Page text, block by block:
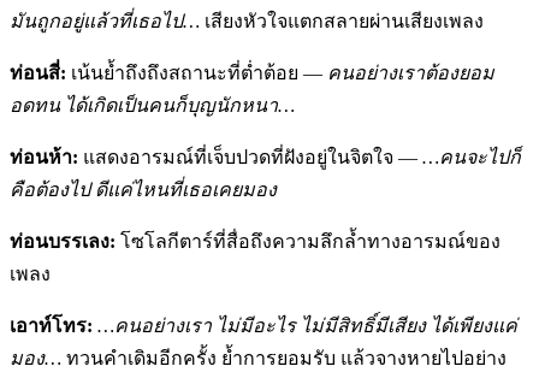
มันถูกอยู่แล้วที่เธอไป… เสียงหัวใจแตกสลายผ่านเสียงเพลง
ท่อนสี่: เน้นย้ำถึงถึงสถานะที่ต่ำต้อย — คนอย่างเราต้องยอม
อดทน ได้เกิดเป็นคนก็บุญนักหนา…
ท่อนห้า: แสดงอารมณ์ที่เจ็บปวดที่ฝังอยู่ในจิตใจ — …คนจะไปก็
คือต้องไป ดีแค่ไหนที่เธอเคยมอง
ท่อนบรรเลง: โซโลกีตาร์ที่สื่อถึงความลึกล้ำทางอารมณ์ของ
เพลง
เอาท์โทร: …คนอย่างเรา ไม่มีอะไร ไม่มีสิทธิ์มีเสียง ได้เพียงแค่
มอง… ทวนคำเดิมอีกครั้ง ย้ำการยอมรับ แล้วจางหายไปอย่าง